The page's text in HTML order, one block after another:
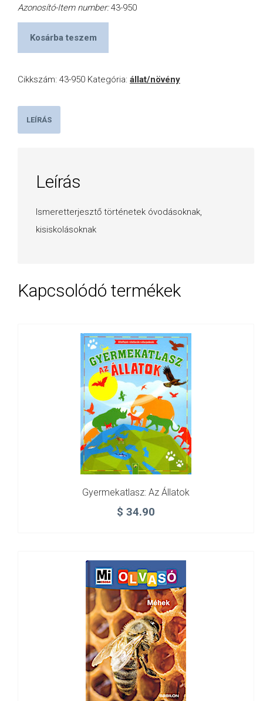
Azonosító-Item number:43-950
Kosárba teszem
Cikkszám: 43-950 Kategória: állat/növény
LEÍRÁS
Leírás
Ismeretterjesztő történetek óvodásoknak,
kisiskolásoknak
Kapcsolódó termékek
Gyermekatlasz: Az Állatok
$ 34.90